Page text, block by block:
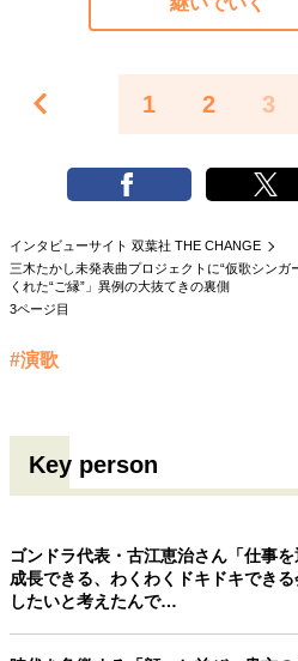
1 2 3
インタビューサイト 双葉社 THE CHANGE
三木たかし未発表曲プロジェクトに“仮歌シンガ
くれた“ご縁”」異例の大抜てきの裏側
3ページ目
#演歌
Key person
ゴンドラ代表・古江恵治さん「仕事を
成長できる、わくわくドキドキできる
したいと考えたんで…